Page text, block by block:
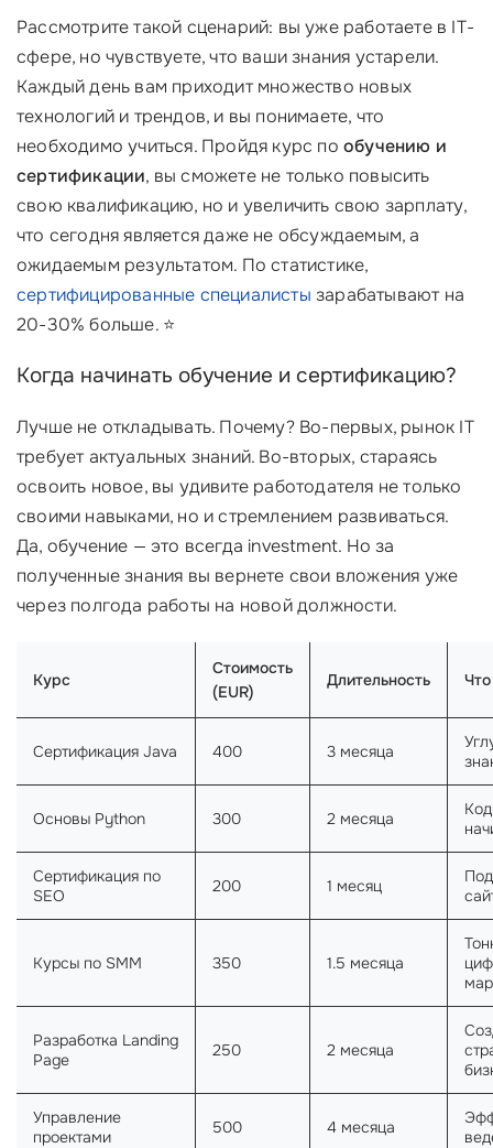
Рассмотрите такой сценарий: вы уже работаете в IT-
сфере, но чувствуете, что ваши знания устарели.
Каждый день вам приходит множество новых
технологий и трендов, и вы понимаете, что
необходимо учиться. Пройдя курс по обучению и
сертификации, вы сможете не только повысить
свою квалификацию, но и увеличить свою зарплату,
что сегодня является даже не обсуждаемым, а
ожидаемым результатом. По статистике,
сертифицированные специалисты зарабатывают на
20-30% больше. ⭐
Когда начинать обучение и сертификацию?
Лучше не откладывать. Почему? Во-первых, рынок IT
требует актуальных знаний. Во-вторых, стараясь
освоить новое, вы удивите работодателя не только
своими навыками, но и стремлением развиваться.
Да, обучение — это всегда investment. Но за
полученные знания вы вернете свои вложения уже
через полгода работы на новой должности.
Курс
Стоимость
(EUR)
Длительность
Сертификация Java 400 3 месяца
Основы Python 300 2 месяца
Сертификация по
SEO
200 1 месяц
Курсы по SMM 350 1.5 месяца
Разработка Landing
Page
250 2 месяца
Управление
проектами
500 4 месяца